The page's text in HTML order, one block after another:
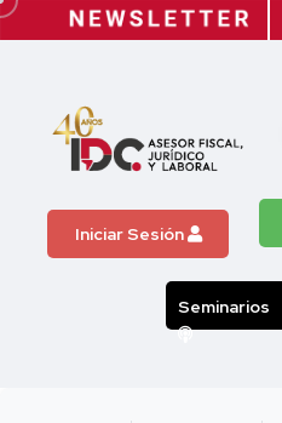
Iniciar Sesión
Seminarios